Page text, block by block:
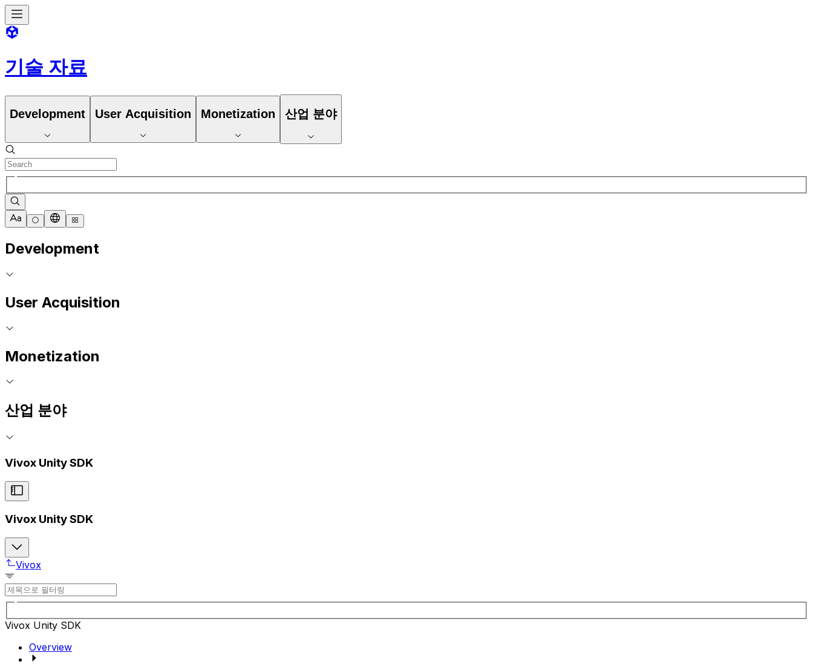
기술 자료
Development User Acquisition Monetization 산업 분야
Development
User Acquisition
Monetization
산업 분야
Vivox Unity SDK
Vivox Unity SDK
Vivox
Vivox Unity SDK
Overview